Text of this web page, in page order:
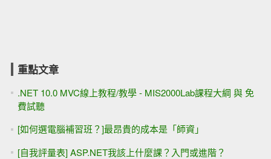
重點文章
.NET 10.0 MVC線上教程/教學 - MIS2000Lab課程大綱 與 免
費試聽
[如何選電腦補習班？]最昂貴的成本是「師資」
[自我評量表] ASP.NET我該上什麼課？入門或進階？